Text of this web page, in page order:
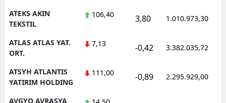
ATEKS AKIN
TEKSTIL
106,40 3,80 1.010.973,30
ATLAS ATLAS YAT.
ORT.
7,13 -0,42 3.382.035,72
ATSYH ATLANTIS
YATIRIM HOLDING
111,00 -0,89 2.295.929,00
AVGYO AVRASYA